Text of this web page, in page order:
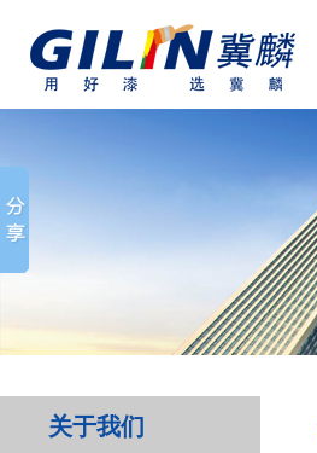
关于我们